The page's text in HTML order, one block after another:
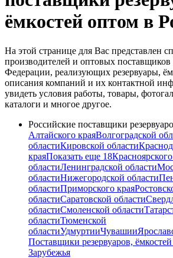
ёмкостей оптом в
На этой странице для Вас представлен
производителей и оптовых поставщиков
Федерации, реализующих резервуары,
описания компаний и их контактной
увидеть условия работы, товары,
каталоги и многое другое.
Российские поставщики
Алтайского краяВолгоградской
областиКировской области
краяПоказать еще 18
областиЛенинградской области
областиНижегородской области
областиПриморского края
областиСаратовской области
областиСмоленской области
областиТюменской
областиУдмуртииЧувашии
Поставщики резервуаров,
Зарубежья